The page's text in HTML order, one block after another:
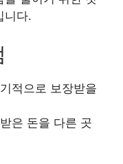
니다.
적으로 보장받을
은 돈을 다른 곳